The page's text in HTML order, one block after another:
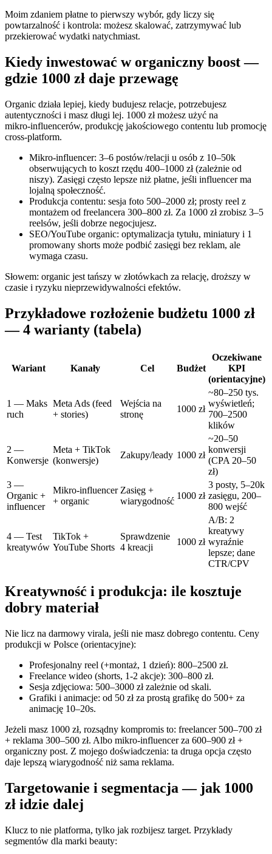
Moim zdaniem płatne to pierwszy wybór, gdy liczy się
powtarzalność i kontrola: możesz skalować, zatrzymywać lub
przekierować wydatki natychmiast.
Kiedy inwestować w organiczny boost —
gdzie 1000 zł daje przewagę
Organic działa lepiej, kiedy budujesz relacje, potrzebujesz
autentyczności i masz długi lej. 1000 zł możesz użyć na
mikro‑influencerów, produkcję jakościowego contentu lub promocję
cross-platform.
Mikro‑influencer: 3–6 postów/relacji u osób z 10–50k
obserwujących to koszt rzędu 400–1000 zł (zależnie od
niszy). Zasięgi często lepsze niż płatne, jeśli influencer ma
lojalną społeczność.
Produkcja contentu: sesja foto 500–2000 zł; prosty reel z
montażem od freelancera 300–800 zł. Za 1000 zł zrobisz 3–5
reelsów, jeśli dobrze negocjujesz.
SEO/YouTube organic: optymalizacja tytułu, miniatury i 1
promowany shorts może podbić zasięgi bez reklam, ale
wymaga czasu.
Słowem: organic jest tańszy w złotówkach za relację, droższy w
czasie i ryzyku nieprzewidywalności efektów.
Przykładowe rozłożenie budżetu 1000 zł
— 4 warianty (tabela)
Wariant Kanały Cel Budżet
Oczekiwane
KPI
(orientacyjne)
1 — Maks
ruch
Meta Ads (feed
+ stories)
Wejścia na
stronę
1000 zł
~80–250 tys.
wyświetleń;
700–2500
klików
2 —
Konwersje
Meta + TikTok
(konwersje)
Zakupy/leady 1000 zł
~20–50
konwersji
(CPA 20–50
zł)
3 —
Organic +
influencer
Mikro‑influencer
+ organic
Zasięg +
wiarygodność
1000 zł
3 posty, 5–20k
zasięgu, 200–
800 wejść
4 — Test
kreatywów
TikTok +
YouTube Shorts
Sprawdzenie
4 kreacji
1000 zł
A/B: 2
kreatywy
wyraźnie
lepsze; dane
CTR/CPV
Kreatywność i produkcja: ile kosztuje
dobry materiał
Nie licz na darmowy virala, jeśli nie masz dobrego contentu. Ceny
produkcji w Polsce (orientacyjne):
Profesjonalny reel (+montaż, 1 dzień): 800–2500 zł.
Freelance wideo (shorts, 1‑2 akcje): 300–800 zł.
Sesja zdjęciowa: 500–3000 zł zależnie od skali.
Grafiki i animacje: od 50 zł za prostą grafikę do 500+ za
animację 10–20s.
Jeżeli masz 1000 zł, rozsądny kompromis to: freelancer 500–700 zł
+ reklama 300–500 zł. Albo mikro‑influencer za 600–900 zł +
organiczny post. Z mojego doświadczenia: ta druga opcja często
daje lepszą wiarygodność niż sama reklama.
Targetowanie i segmentacja — jak 1000
zł idzie dalej
Klucz to nie platforma, tylko jak rozbijesz target. Przykłady
segmentów dla marki beauty: